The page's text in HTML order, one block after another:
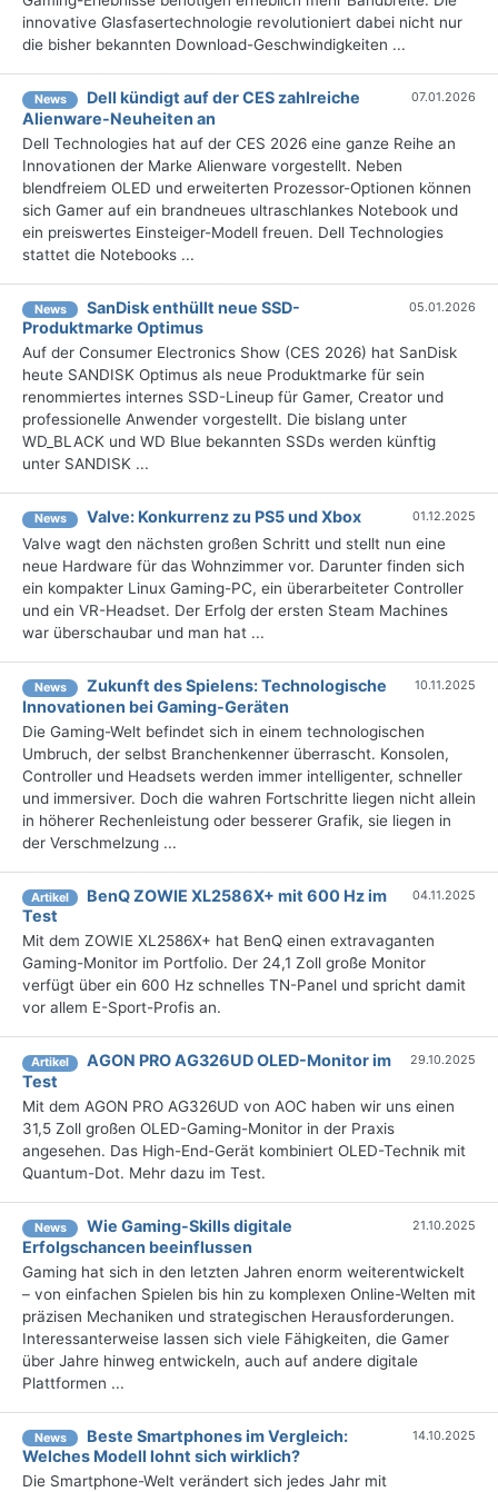
innovative Glasfasertechnologie revolutioniert dabei nicht nur
die bisher bekannten Download-Geschwindigkeiten ...
News
Dell kündigt auf der CES zahlreiche
Alienware-Neuheiten an
07.01.2026
Dell Technologies hat auf der CES 2026 eine ganze Reihe an
Innovationen der Marke Alienware vorgestellt. Neben
blendfreiem OLED und erweiterten Prozessor-Optionen können
sich Gamer auf ein brandneues ultraschlankes Notebook und
ein preiswertes Einsteiger-Modell freuen. Dell Technologies
stattet die Notebooks ...
News
SanDisk enthüllt neue SSD-
Produktmarke Optimus
05.01.2026
Auf der Consumer Electronics Show (CES 2026) hat SanDisk
heute SANDISK Optimus als neue Produktmarke für sein
renommiertes internes SSD-Lineup für Gamer, Creator und
professionelle Anwender vorgestellt. Die bislang unter
WD_BLACK und WD Blue bekannten SSDs werden künftig
unter SANDISK ...
News Valve: Konkurrenz zu PS5 und Xbox 01.12.2025
Valve wagt den nächsten großen Schritt und stellt nun eine
neue Hardware für das Wohnzimmer vor. Darunter finden sich
ein kompakter Linux Gaming-PC, ein überarbeiteter Controller
und ein VR-Headset. Der Erfolg der ersten Steam Machines
war überschaubar und man hat ...
News
Zukunft des Spielens: Technologische
Innovationen bei Gaming-Geräten
10.11.2025
Die Gaming-Welt befindet sich in einem technologischen
Umbruch, der selbst Branchenkenner überrascht. Konsolen,
Controller und Headsets werden immer intelligenter, schneller
und immersiver. Doch die wahren Fortschritte liegen nicht allein
in höherer Rechenleistung oder besserer Grafik, sie liegen in
der Verschmelzung ...
Artikel
BenQ ZOWIE XL2586X+ mit 600 Hz im
Test
04.11.2025
Mit dem ZOWIE XL2586X+ hat BenQ einen extravaganten
Gaming-Monitor im Portfolio. Der 24,1 Zoll große Monitor
verfügt über ein 600 Hz schnelles TN-Panel und spricht damit
vor allem E-Sport-Profis an.
Artikel
AGON PRO AG326UD OLED-Monitor im
Test
29.10.2025
Mit dem AGON PRO AG326UD von AOC haben wir uns einen
31,5 Zoll großen OLED-Gaming-Monitor in der Praxis
angesehen. Das High-End-Gerät kombiniert OLED-Technik mit
Quantum-Dot. Mehr dazu im Test.
News
Wie Gaming-Skills digitale
Erfolgschancen beeinflussen
21.10.2025
Gaming hat sich in den letzten Jahren enorm weiterentwickelt
– von einfachen Spielen bis hin zu komplexen Online-Welten mit
präzisen Mechaniken und strategischen Herausforderungen.
Interessanterweise lassen sich viele Fähigkeiten, die Gamer
über Jahre hinweg entwickeln, auch auf andere digitale
Plattformen ...
News
Beste Smartphones im Vergleich:
Welches Modell lohnt sich wirklich?
14.10.2025
Die Smartphone-Welt verändert sich jedes Jahr mit